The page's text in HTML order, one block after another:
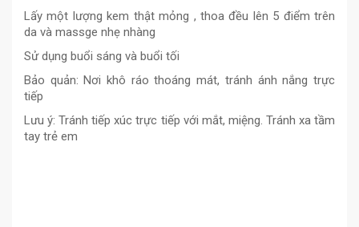
Lấy một lượng kem thật mỏng , thoa đều lên 5 điểm trên
da và massge nhẹ nhàng
Sử dụng buổi sáng và buổi tối
Bảo quản: Nơi khô ráo thoáng mát, tránh ánh nắng trực
tiếp
Lưu ý: Tránh tiếp xúc trực tiếp với mắt, miệng. Tránh xa tầm
tay trẻ em